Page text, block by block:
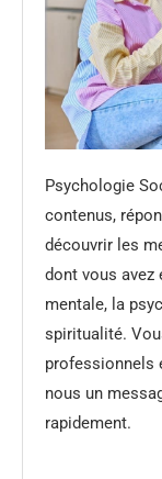
Psychologie
contenus,
découvrir les
dont vous avez
mentale, la
spiritualité.
professionnels
nous un
rapidement.